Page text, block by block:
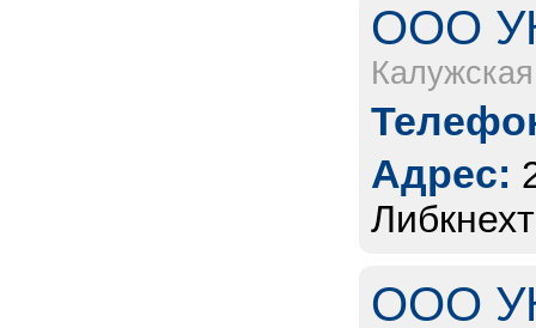
ООО
Адрес:
ООО УК